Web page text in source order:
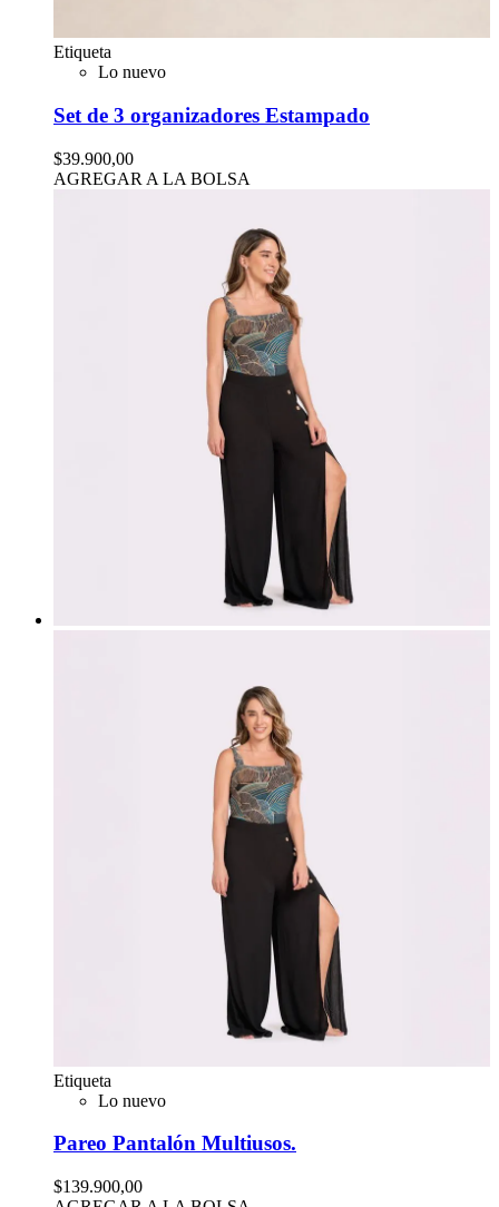
Etiqueta
Lo nuevo
Set de 3 organizadores Estampado
$39.900,00
AGREGAR A LA BOLSA
Etiqueta
Lo nuevo
Pareo Pantalón Multiusos.
$139.900,00